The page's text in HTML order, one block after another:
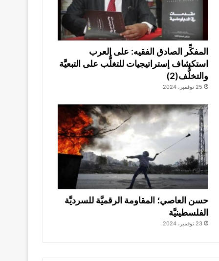
المفكِّر الصادق الفقيه: على العرب
استكشاف إستراتيجيات للتغلُّب على التبعيَّة
والتخلُّف(2)
25 نوفمبر، 2024
حسن العاصي؛ المقاومة الرقميَّة للسرديَّة
الفلسطينيَّة
23 نوفمبر، 2024